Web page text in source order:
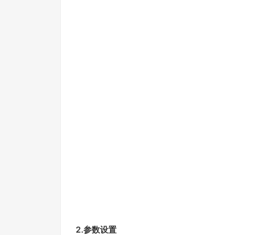
2.参数设置